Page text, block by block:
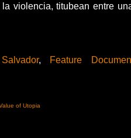
violencia, titubean entre
, Feature
of Utopia